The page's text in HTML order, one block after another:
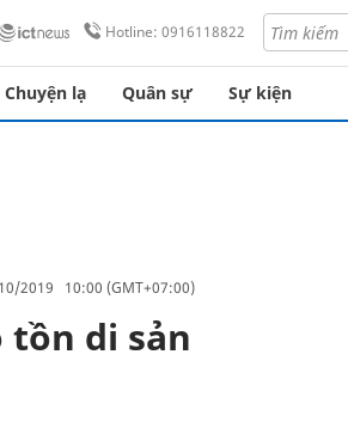
Hotline: 0916118822
Chuyện lạ Quân sự Sự kiện
2019 10:00 (GMT+07:00)
tồn di sản